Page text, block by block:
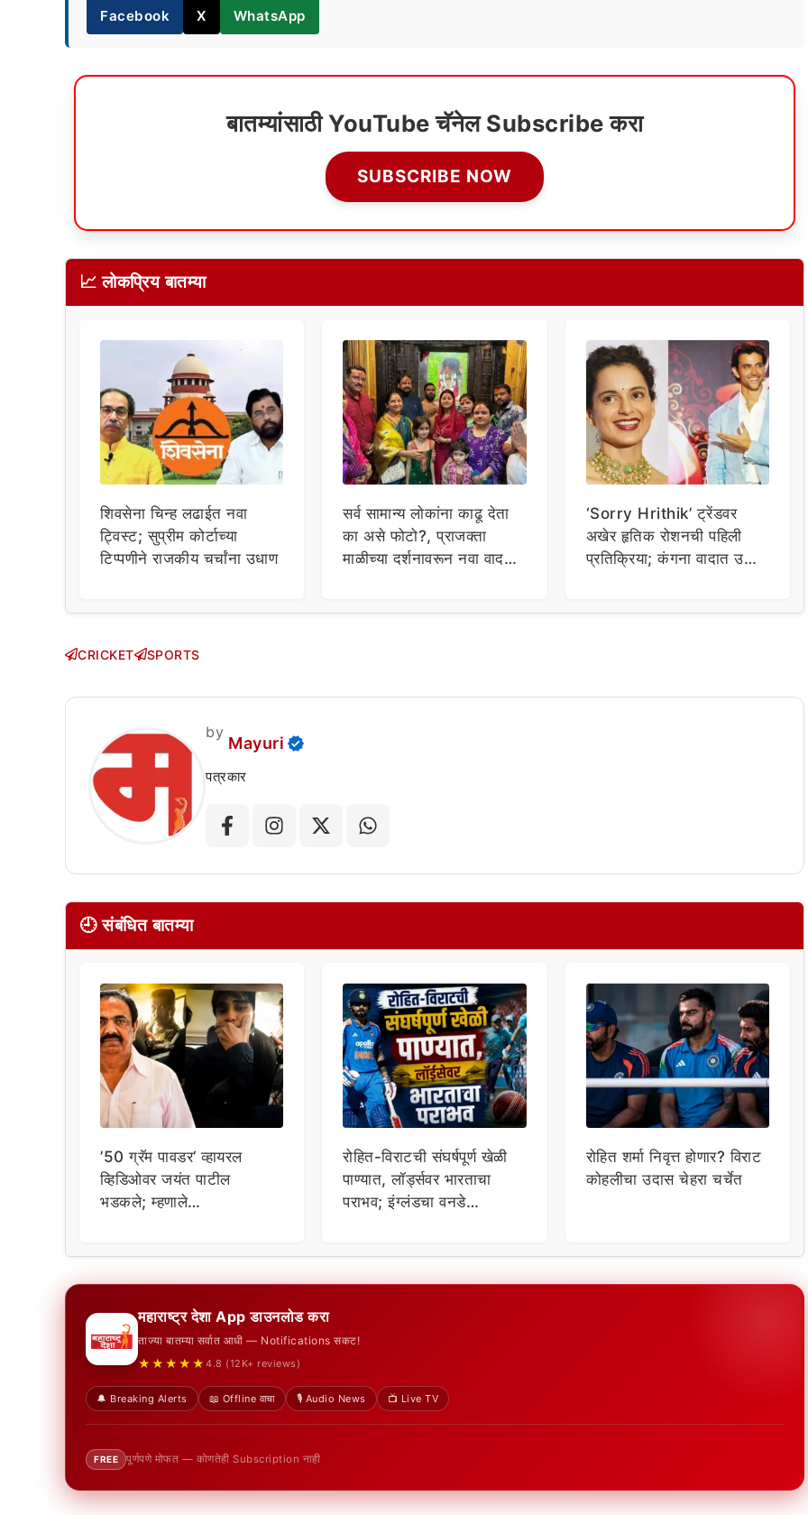
Facebook X WhatsApp
बातम्यांसाठी YouTube चॅनेल Subscribe करा
SUBSCRIBE NOW
📈 लोकप्रिय बातम्या
शिवसेना चिन्ह लढाईत नवा
ट्विस्ट; सुप्रीम कोर्टाच्या
टिप्पणीने राजकीय चर्चांना उधाण
सर्व सामान्य लोकांना काढू देता
का असे फोटो?, प्राजक्ता
माळीच्या दर्शनावरून नवा वाद;
‘Sorry Hrithik’ ट्रेंडवर
अखेर हृतिक रोशनची पहिली
प्रतिक्रिया; कंगना वादात उडी
CRICKET SPORTS
by
Mayuri
पत्रकार
🕘 संबंधित बातम्या
’50 ग्रॅम पावडर’ व्हायरल
व्हिडिओवर जयंत पाटील
भडकले; म्हणाले…
रोहित-विराटची संघर्षपूर्ण खेळी
पाण्यात, लॉर्ड्सवर भारताचा
पराभव; इंग्लंडचा वनडे
रोहित शर्मा निवृत्त होणार? विराट
कोहलीचा उदास चेहरा चर्चेत
महाराष्ट्र देशा App डाउनलोड करा
ताज्या बातम्या सर्वात आधी — Notifications सकट!
★★★★★ 4.8 (12K+ reviews)
🔔 Breaking Alerts 📖 Offline वाचा 🎙️ Audio News 📺 Live TV
FREE पूर्णपणे मोफत — कोणतेही Subscription नाही